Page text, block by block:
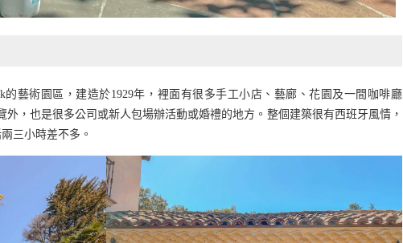
的藝術園區，建造於1929年，裡面有很多手工小店、藝廊、花園及一間咖啡廳
外，也是很多公司或新人包場辦活動或婚禮的地方。整個建築很有西班牙風情，
三小時差不多。